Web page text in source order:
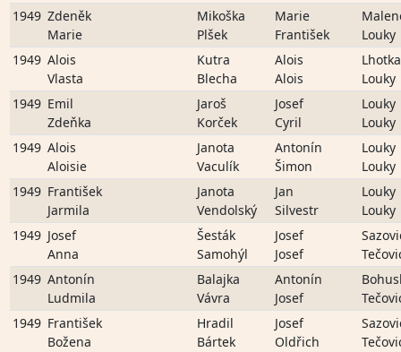
1949 Zdeněk
Marie
Mikoška
Plšek
Marie
František
Louky
1949 Alois
Vlasta
Kutra
Blecha
Alois
Alois
Lhotka
Louky
1949 Emil
Zdeňka
Jaroš
Korček
Josef
Cyril
Louky
Louky
1949 Alois
Aloisie
Janota
Vaculík
Antonín
Šimon
Louky
Louky
1949 František
Jarmila
Janota
Vendolský
Jan
Silvestr
Louky
Louky
1949 Josef
Anna
Šesták
Samohýl
Josef
Josef
1949 Antonín
Ludmila
Balajka
Vávra
Antonín
Josef
1949 František
Božena
Hradil
Bártek
Josef
Oldřich